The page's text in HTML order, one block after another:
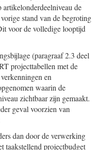
artikelonderdeelniveau de
stand van de begroting
voor de volledige looptijd
(paragraaf 2.3 deel
projecttabellen met de
en
waarin de
zichtbaar zijn gemaakt.
geval voorzien van
dan door de verwerking
taakstellend projectbudget